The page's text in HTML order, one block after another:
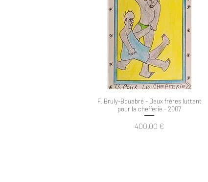
Aperçu rapide
F. Bruly-Bouabré - Deux frères luttant
pour la chefferie - 2007
Prix
400,00 €